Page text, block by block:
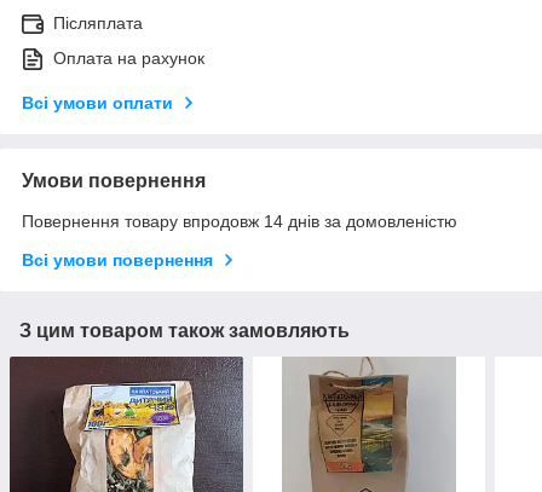
Післяплата
Оплата на рахунок
Всі умови оплати
Умови повернення
Повернення товару впродовж 14 днів за домовленістю
Всі умови повернення
З цим товаром також замовляють